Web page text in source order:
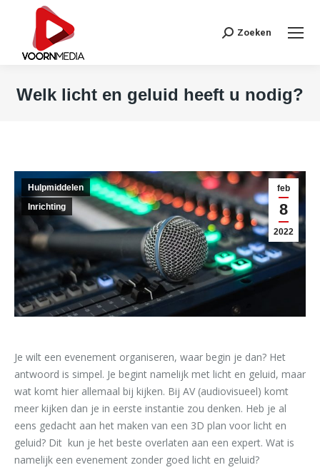
Search:Zoeken
Welk licht en geluid heeft u nodig?
feb
8
2022
Hulpmiddelen
Inrichting
Je wilt een evenement organiseren, waar begin je dan? Het
antwoord is simpel. Je begint namelijk met licht en geluid, maar
wat komt hier allemaal bij kijken. Bij AV (audiovisueel) komt
meer kijken dan je in eerste instantie zou denken. Heb je al
eens gedacht aan het maken van een 3D plan voor licht en
geluid? Dit kun je het beste overlaten aan een expert. Wat is
namelijk een evenement zonder goed licht en geluid?